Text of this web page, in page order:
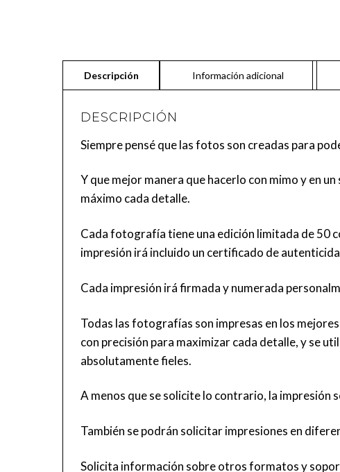
DESCRIPCIÓN
Siempre pensé que las fotos son creadas para
Y que mejor manera que hacerlo con mimo y en
máximo cada detalle.
Cada fotografía tiene una edición limitada de 50
impresión irá incluido un certificado de
Cada impresión irá firmada y numerada
Todas las fotografías son impresas en los
con precisión para maximizar cada detalle, y se
absolutamente fieles.
A menos que se solicite lo contrario, la impresión
También se podrán solicitar impresiones en
Solicita información sobre otros formatos y